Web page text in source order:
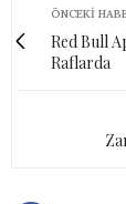
ÖNCEKI
Red Bull
Raflarda